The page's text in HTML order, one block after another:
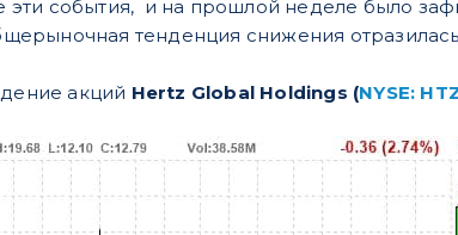
эти события, и на прошлой неделе было
тенденция снижения
акций Hertz Global Holdings (NYSE: